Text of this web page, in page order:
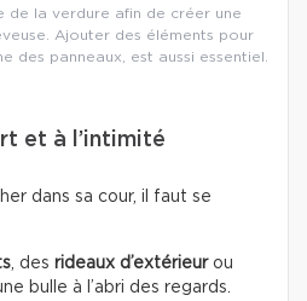
de la verdure afin de créer une
Ajouter des éléments pour
des panneaux, est aussi essentiel.
et à l’intimité
dans sa cour, il faut se
, des rideaux d’extérieurou
bulle à l’abri des regards.